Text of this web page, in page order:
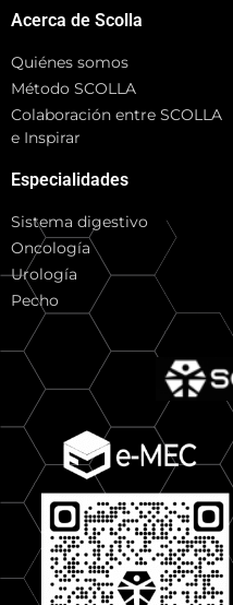
Acerca de Scolla
Quiénes somos
Método SCOLLA
Colaboración entre SCOLLA
e Inspirar
Especialidades
Sistema digestivo
Oncología
Urología
Pecho